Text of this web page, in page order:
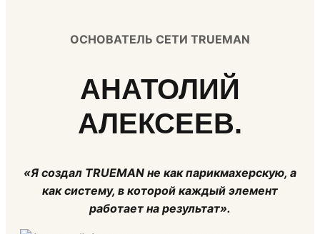
ОСНОВАТЕЛЬ СЕТИ TRUEMAN
АНАТОЛИЙ
АЛЕКСЕЕВ.
«Я создал TRUEMAN не как парикмахерскую, а
как систему, в которой каждый элемент
работает на результат».